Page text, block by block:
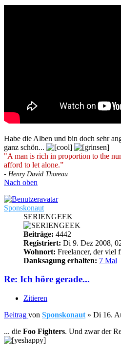
Habe die Alben und bin doch sehr
ganz schön...
"A man is rich in proportion to the
afford to let alone.”
- Henry David Thoreau
Nach oben
Sponskonaut
SERIENGEEK
Beiträge: 4442
Registriert: Di 9. Dez 2008,
Wohnort: Freelancer, der viel
Danksagung erhalten: 7 Mal
Re: Ich höre gerade...
Zitieren
Beitrag von Sponskonaut » Di 16.
... die Foo Fighters. Und zwar der